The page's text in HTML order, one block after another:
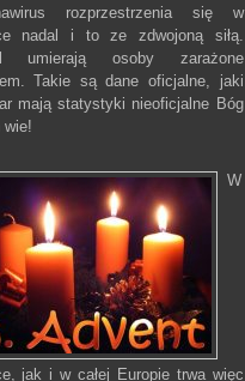
rozprzestrzenia się w
nadal i to ze zdwojoną siłą.
umierają osoby zarażone
Takie są dane oficjalne, jaki
mają statystyki nieoficjalne Bóg
wie!
W
jak i w całej Europie trwa więc